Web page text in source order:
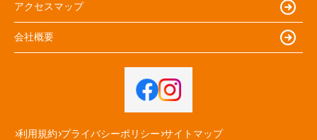
アクセスマップ
会社概要
利用規約 プライバシーポリシー サイトマップ